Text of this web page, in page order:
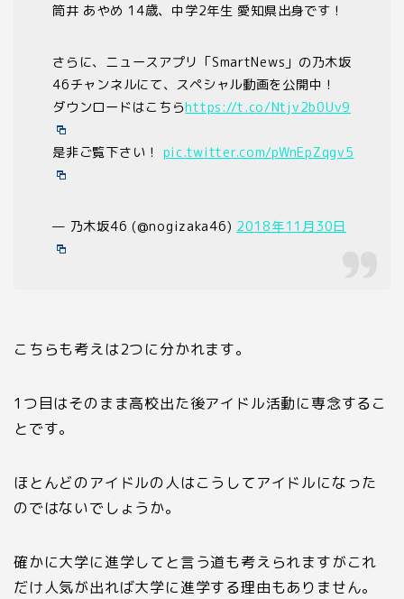
筒井 あやめ 14歳、中学2年生 愛知県出身です！
さらに、ニュースアプリ「SmartNews」の乃木坂
46チャンネルにて、スペシャル動画を公開中！
ダウンロードはこちらhttps://t.co/Ntjv2b0Uv9
是非ご覧下さい！ pic.twitter.com/pWnEpZqgv5
— 乃木坂46 (@nogizaka46) 2018年11月30日
こちらも考えは2つに分かれます。
1 つ目はそのまま高校出た後アイドル活動に専念するこ
とです。
ほとんどのアイドルの人はこうしてアイドルになった
のではないでしょうか。
確かに大学に進学してと言う道も考えられますがこれ
だけ人気が出れば大学に進学する理由もありません。